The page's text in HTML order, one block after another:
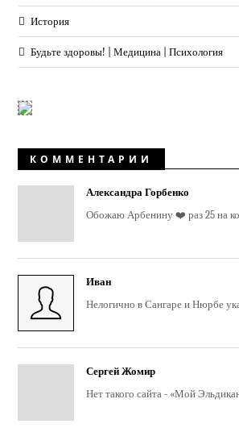
История
Будьте здоровы! | Медицина | Психология
КОММЕНТАРИИ
Александра Горбенко
Обожаю Арбенину ❤️ раз 25 на
Иван
Нелогично в Сангаре и Нюрбе
Сергей Жомир
Нет такого сайта - «Мой